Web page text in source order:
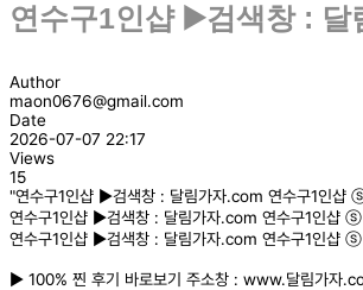
연수구1인샵 ▶️검색창 :
Author
maon0676@gmail.com
Date
2026-07-07 22:17
Views
15
"연수구1인샵 ▶️검색창 : 달림가자.com 연수구1인샵
연수구1인샵 ▶️검색창 : 달림가자.com 연수구1인샵
연수구1인샵 ▶️검색창 : 달림가자.com 연수구1인샵
▶️ 100% 찐 후기 바로보기 주소창 : www.달림가자